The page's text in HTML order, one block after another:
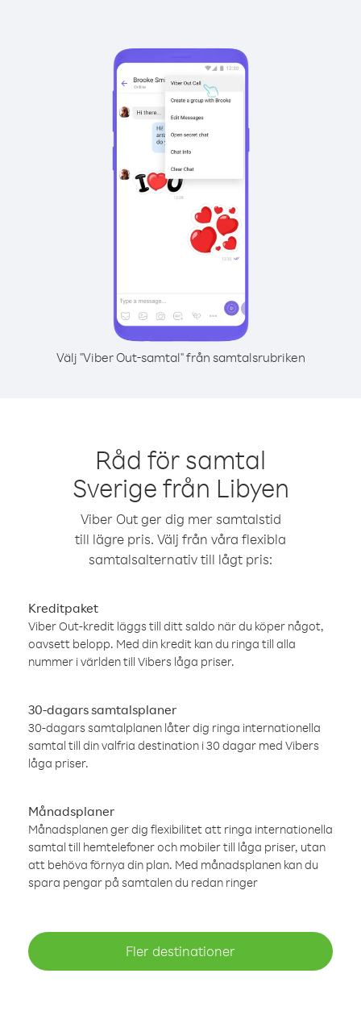
Välj "Viber Out-samtal" från samtalsrubriken
Råd för samtal
Sverige från Libyen
Viber Out ger dig mer samtalstid
till lägre pris. Välj från våra flexibla
samtalsalternativ till lågt pris:
Kreditpaket
Viber Out-kredit läggs till ditt saldo när du köper något,
oavsett belopp. Med din kredit kan du ringa till alla
nummer i världen till Vibers låga priser.
30-dagars samtalsplaner
30-dagars samtalplanen låter dig ringa internationella
samtal till din valfria destination i 30 dagar med Vibers
låga priser.
Månadsplaner
Månadsplanen ger dig flexibilitet att ringa internationella
samtal till hemtelefoner och mobiler till låga priser, utan
att behöva förnya din plan. Med månadsplanen kan du
spara pengar på samtalen du redan ringer
Fler destinationer